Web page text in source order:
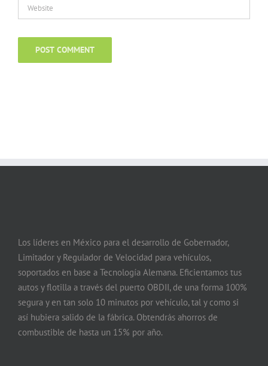
Los líderes en México para el desarrollo de Gobernador,
Limitador y Regulador de Velocidad para vehículos,
soportados en base a Tecnología Alemana. Eficientamos tus
autos y flotilla a través del puerto OBDII, de una forma 100%
segura y en tan solo 10 minutos por vehículo, tal y como si
así hubiera salido de la fábrica. Obtendrás ahorros de
combustible de hasta un 15% por año.